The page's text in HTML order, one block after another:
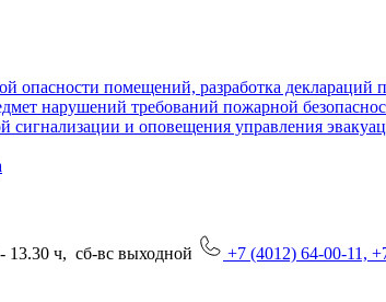
помещений, разработка деклараций
нарушений требований пожарной
и оповещения управления
13.30 ч, сб-вс выходной +7 (4012) 64-00-11,